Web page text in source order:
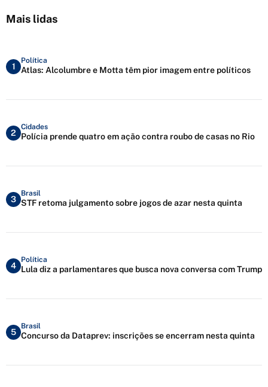
Mais lidas
1
Política
Atlas: Alcolumbre e Motta têm pior imagem entre políticos
2
Cidades
Polícia prende quatro em ação contra roubo de casas no Rio
3
Brasil
STF retoma julgamento sobre jogos de azar nesta quinta
4
Política
Lula diz a parlamentares que busca nova conversa com Trump
5
Brasil
Concurso da Dataprev: inscrições se encerram nesta quinta